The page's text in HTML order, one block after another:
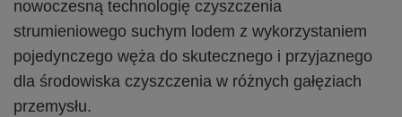
nowoczesną technologię czyszczenia
strumieniowego suchym lodem z wykorzystaniem
pojedynczego węża do skutecznego i przyjaznego
dla środowiska czyszczenia w różnych gałęziach
przemysłu.